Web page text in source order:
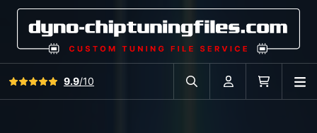
View all reviews9.9/10
Search in car database
Account Cart